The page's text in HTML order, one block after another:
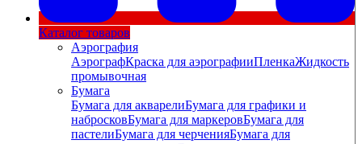
Каталог товаров
Аэрография
АэрографКраска для аэрографииПленкаЖидкость
промывочная
Бумага
Бумага для акварелиБумага для графики и
набросковБумага для маркеровБумага для
пастелиБумага для черченияБумага для